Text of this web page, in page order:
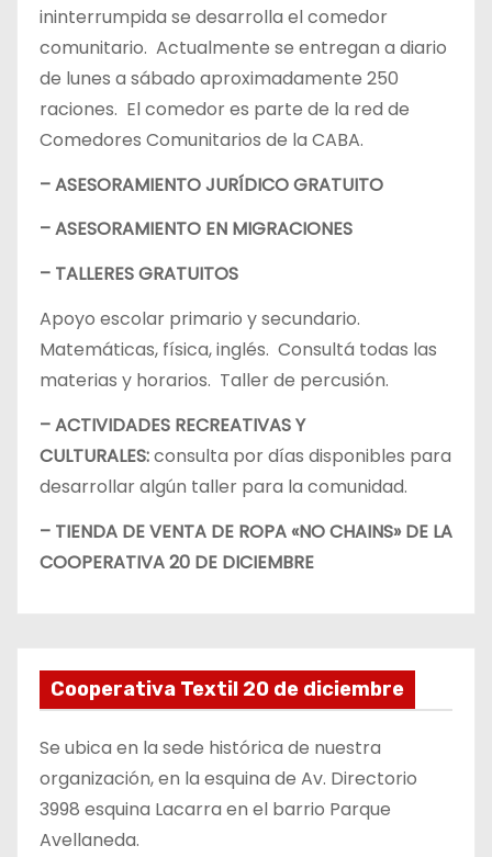
ininterrumpida se desarrolla el comedor
comunitario. Actualmente se entregan a diario
de lunes a sábado aproximadamente 250
raciones. El comedor es parte de la red de
Comedores Comunitarios de la CABA.
– ASESORAMIENTO JURÍDICO GRATUITO
– ASESORAMIENTO EN MIGRACIONES
– TALLERES GRATUITOS
Apoyo escolar primario y secundario.
Matemáticas, física, inglés. Consultá todas las
materias y horarios. Taller de percusión.
– ACTIVIDADES RECREATIVAS Y
CULTURALES:consulta por días disponibles para
desarrollar algún taller para la comunidad.
– TIENDA DE VENTA DE ROPA «NO CHAINS» DE LA
COOPERATIVA 20 DE DICIEMBRE
Cooperativa Textil 20 de diciembre
Se ubica en la sede histórica de nuestra
organización, en la esquina de Av. Directorio
3998 esquina Lacarra en el barrio Parque
Avellaneda.